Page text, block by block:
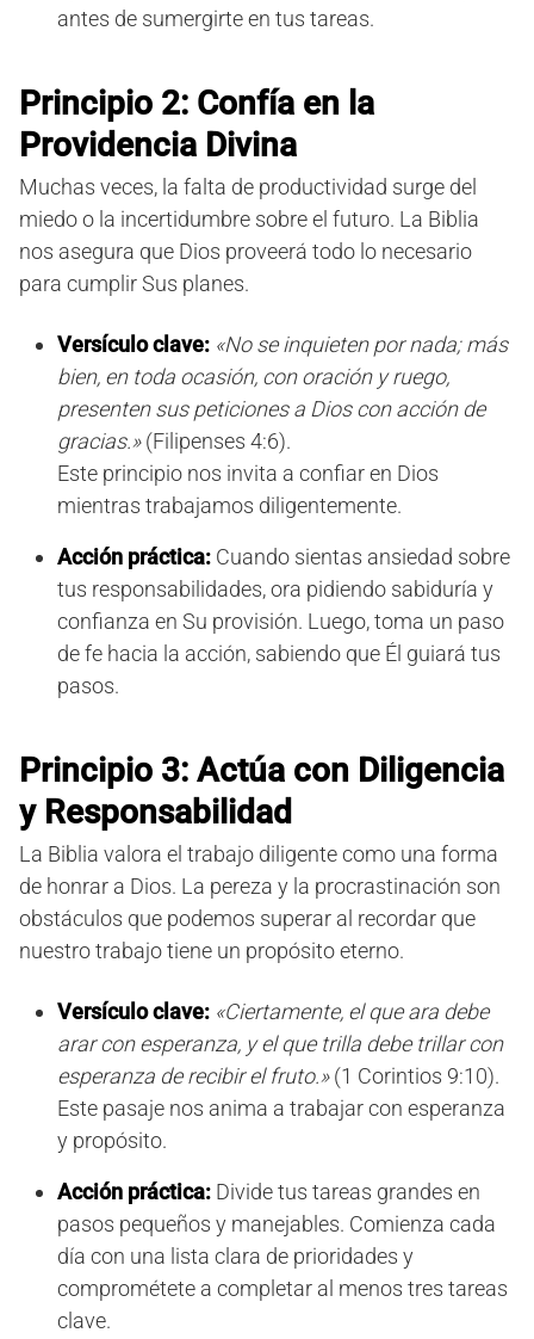
antes de sumergirte en tus tareas.
Principio 2: Confía en la
Providencia Divina
Muchas veces, la falta de productividad surge del
miedo o la incertidumbre sobre el futuro. La Biblia
nos asegura que Dios proveerá todo lo necesario
para cumplir Sus planes.
Versículo clave: «No se inquieten por nada; más
bien, en toda ocasión, con oración y ruego,
presenten sus peticiones a Dios con acción de
gracias.»(Filipenses 4:6).
Este principio nos invita a confiar en Dios
mientras trabajamos diligentemente.
Acción práctica: Cuando sientas ansiedad sobre
tus responsabilidades, ora pidiendo sabiduría y
confianza en Su provisión. Luego, toma un paso
de fe hacia la acción, sabiendo que Él guiará tus
pasos.
Principio 3: Actúa con Diligencia
y Responsabilidad
La Biblia valora el trabajo diligente como una forma
de honrar a Dios. La pereza y la procrastinación son
obstáculos que podemos superar al recordar que
nuestro trabajo tiene un propósito eterno.
Versículo clave: «Ciertamente, el que ara debe
arar con esperanza, y el que trilla debe trillar con
esperanza de recibir el fruto.»(1 Corintios 9:10).
Este pasaje nos anima a trabajar con esperanza
y propósito.
Acción práctica: Divide tus tareas grandes en
pasos pequeños y manejables. Comienza cada
día con una lista clara de prioridades y
comprométete a completar al menos tres tareas
clave.